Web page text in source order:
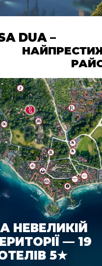
DUA –
НЕВЕЛИКІЙ
— 19
5★